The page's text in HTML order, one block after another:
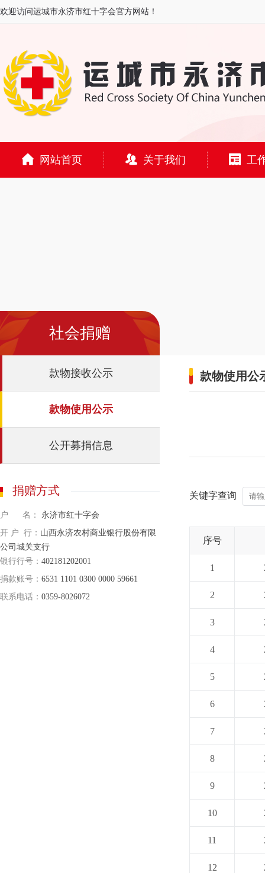
欢迎访问运城市永济市红十字会官方网站！
网站首页 关于我们 工
社会捐赠
款物接收公示
款物使用公示
公开募捐信息
捐赠方式
户 名：
永济市红十字会
开 户 行： 山西永济农村商业银行股份有限
公司城关支行
银行行号： 402181202001
捐款账号： 6531 1101 0300 0000 59661
联系电话： 0359-8026072
款物使用公
关键字查询
序号
1
2
3
4
5
6
7
8
9
10
11
12